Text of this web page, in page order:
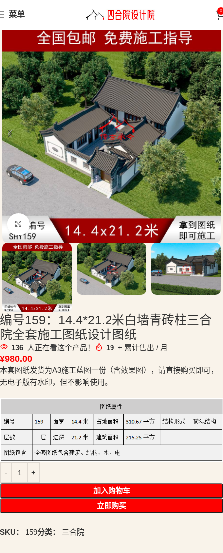
菜单 0
首页 三合院
点击放大
编号159：14.4*21.2米白墙青砖柱三合
院全套施工图纸设计图纸
136 人正在看这个产品！ 19 + 累计售出 / 月
¥980.00
本套图纸发货为A3施工蓝图一份（含效果图），请直接购买即可，
无电子版有水印，但不影响使用。
加入购物车
立即购买
SKU： 159分类： 三合院